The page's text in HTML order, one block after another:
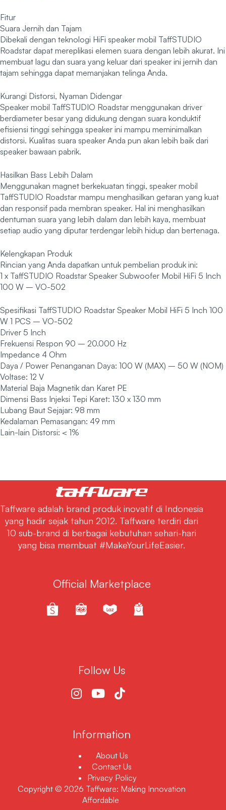
Fitur
Suara Jernih dan Tajam
Dibekali dengan teknologi HiFi speaker mobil TaffSTUDIO
Roadstar dapat mereplikasi elemen suara dengan lebih akurat. Ini
membuat lagu dan suara yang keluar dari speaker ini jernih dan
tajam sehingga dapat memanjakan telinga Anda.
Kurangi Distorsi, Nyaman Didengar
Speaker mobil TaffSTUDIO Roadstar menggunakan driver
berdiameter besar yang didukung dengan suara konduktif
efisiensi tinggi sehingga speaker ini mampu meminimalkan
distorsi. Kualitas suara speaker Anda pun akan lebih baik dari
speaker bawaan pabrik.
Hasilkan Bass Lebih Dalam
Menggunakan magnet berkekuatan tinggi, speaker mobil
TaffSTUDIO Roadstar mampu menghasilkan getaran yang kuat
dan responsif pada membran speaker. Hal ini menghasilkan
dentuman suara yang lebih dalam dan lebih kaya, membuat
setiap audio yang diputar terdengar lebih hidup dan bertenaga.
Kelengkapan Produk
Rincian yang Anda dapatkan untuk pembelian produk ini:
1 x TaffSTUDIO Roadstar Speaker Subwoofer Mobil HiFi 5 Inch
100 W – VO-502
Spesifikasi TaffSTUDIO Roadstar Speaker Mobil HiFi 5 Inch 100
W 1 PCS – VO-502
Driver 5 Inch
Frekuensi Respon 90 – 20.000 Hz
Impedance 4 Ohm
Daya / Power Penanganan Daya: 100 W (MAX) – 50 W (NOM)
Voltase: 12 V
Material Baja Magnetik dan Karet PE
Dimensi Bass Injeksi Tepi Karet: 130 x 130 mm
Lubang Baut Sejajar: 98 mm
Kedalaman Pemasangan: 49 mm
Lain-lain Distorsi: < 1%
Taffware adalah brand produk inovatif di Indonesia
yang hadir sejak tahun 2012. Taffware terdiri dari
10 sub-brand di berbagai kebutuhan sehari-hari
yang bisa membuat #MakeYourLifeEasier.
Official Marketplace
Follow Us
Information
About Us
Contact Us
Privacy Policy
Copyright © 2026 Taffware: Making Innovation
Affordable